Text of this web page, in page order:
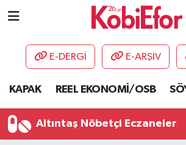
E-DERGİ E-ARŞİV
KAPAK REEL EKONOMİ/OSB
Altıntaş Nöbetçi Eczaneler
AKADEMİ
DESTEK-TEŞVİK
ETKİNLİK